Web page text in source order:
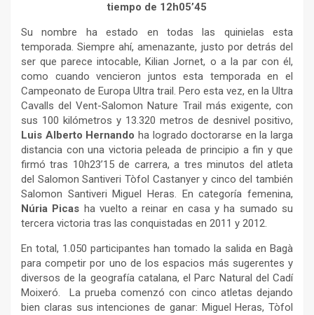
tiempo de 12h05’45
Su nombre ha estado en todas las quinielas esta
temporada. Siempre ahí, amenazante, justo por detrás del
ser que parece intocable, Kilian Jornet, o a la par con él,
como cuando vencieron juntos esta temporada en el
Campeonato de Europa Ultra trail. Pero esta vez, en la Ultra
Cavalls del Vent-Salomon Nature Trail más exigente, con
sus 100 kilómetros y 13.320 metros de desnivel positivo,
Luis Alberto Hernando ha logrado doctorarse en la larga
distancia con una victoria peleada de principio a fin y que
firmó tras 10h23’15 de carrera, a tres minutos del atleta
del Salomon Santiveri Tòfol Castanyer y cinco del también
Salomon Santiveri Miguel Heras. En categoría femenina,
Núria Picas ha vuelto a reinar en casa y ha sumado su
tercera victoria tras las conquistadas en 2011 y 2012.
En total, 1.050 participantes han tomado la salida en Bagà
para competir por uno de los espacios más sugerentes y
diversos de la geografía catalana, el Parc Natural del Cadí
Moixeró. La prueba comenzó con cinco atletas dejando
bien claras sus intenciones de ganar: Miguel Heras, Tòfol